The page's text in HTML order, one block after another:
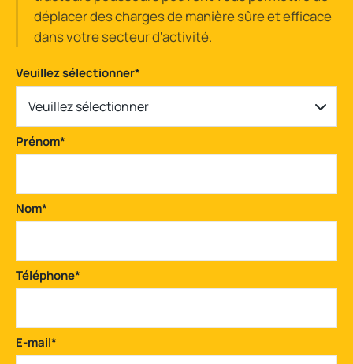
déplacer des charges de manière sûre et efficace
dans votre secteur d'activité.
Veuillez sélectionner*
Veuillez sélectionner
Prénom*
Nom*
Téléphone*
E-mail*